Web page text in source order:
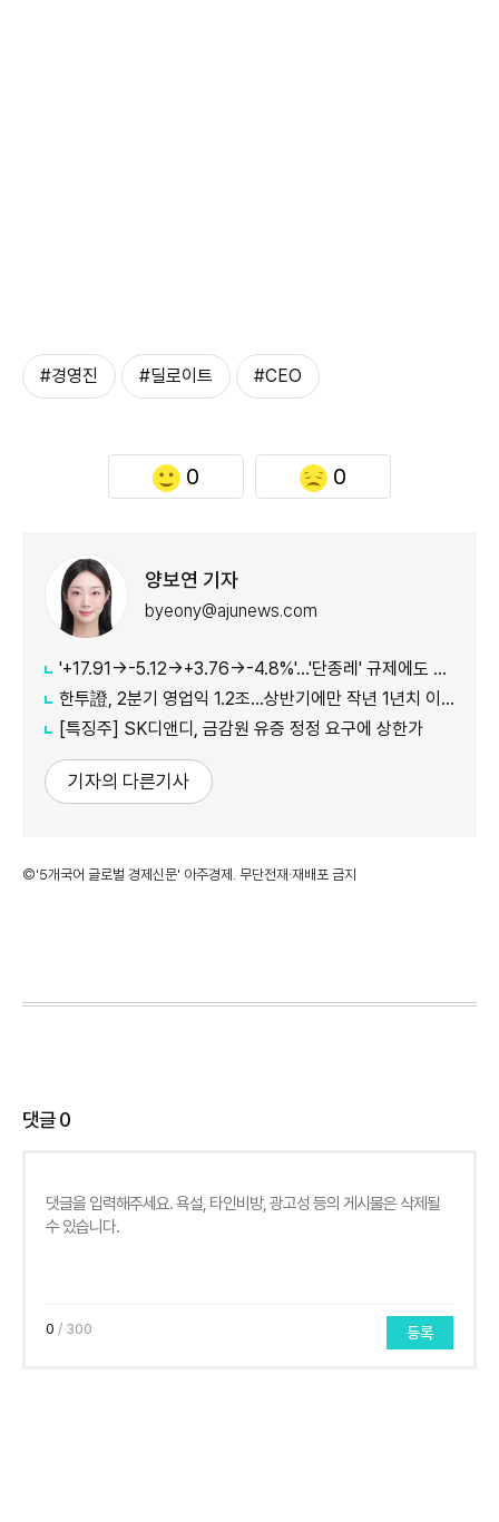
#경영진 #딜로이트 #CEO
0 0
양보연 기자
byeony@ajunews.com
'+17.91→-5.12→+3.76→-4.8%'…'단종레' 규제에도 여전히 롤러코스터 타는 코스피
한투證, 2분기 영업익 1.2조…상반기에만 작년 1년치 이익만큼 벌었다
[특징주] SK디앤디, 금감원 유증 정정 요구에 상한가
기자의 다른기사
©'5개국어 글로벌 경제신문' 아주경제. 무단전재·재배포 금지
댓글0
0 / 300 등록